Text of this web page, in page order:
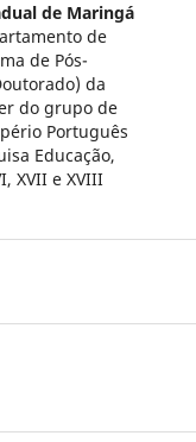
de Maringá
de
de Pós-
da
do grupo de
Português
Educação,
XVII e XVIII